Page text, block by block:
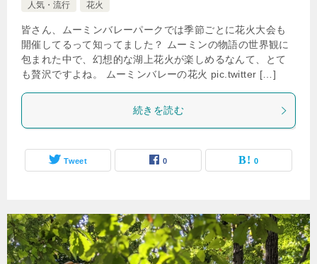
人気・流行
花火
皆さん、ムーミンバレーパークでは季節ごとに花火大会も
開催してるって知ってました？ ムーミンの物語の世界観に
包まれた中で、幻想的な湖上花火が楽しめるなんて、とて
も贅沢ですよね。 ムーミンバレーの花火 pic.twitter […]
続きを読む
Tweet 0 0